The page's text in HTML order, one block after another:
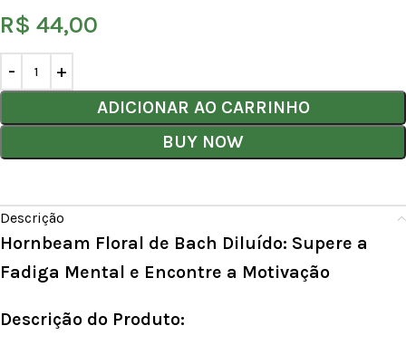
R$ 44,00
ADICIONAR AO CARRINHO
BUY NOW
Descrição
Hornbeam Floral de Bach Diluído: Supere a
Fadiga Mental e Encontre a Motivação
Descrição do Produto: